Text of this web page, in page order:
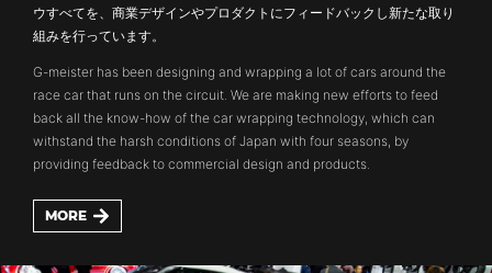
ウすべてを、商業デザインやプロダクトにフィードバックし新たな取り
組みを行っています。
G-meister has been designing and wrapping a lot of cars around the
race car that runs on the circuit. We are making new efforts to feed
back all the know-how of the car wrapping technology, which can
withstand the harsh conditions of Japan with four seasons, by
providing feedback to commercial design and products.
MORE